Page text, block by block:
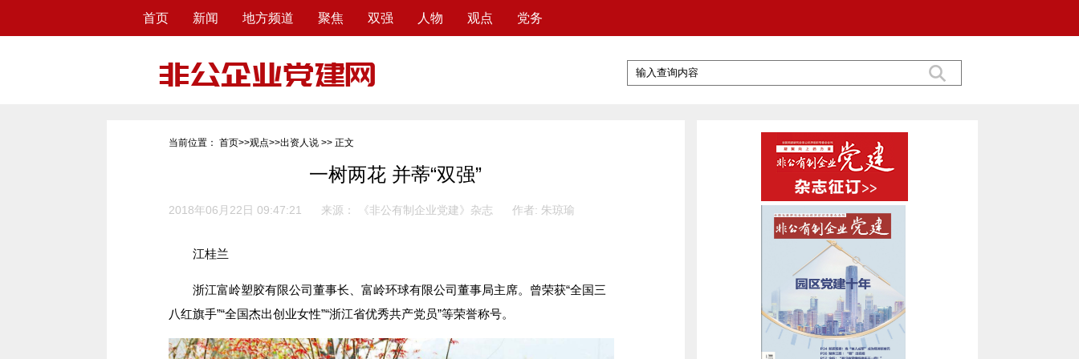
首页 新闻 地方频道 聚焦 双强 人物 观点 党务
当前位置： 首页>>观点>>出资人说 >> 正文
一树两花 并蒂“双强”
2018年06月22日 09:47:21 来源： 《非公有制企业党建》杂志 作者: 朱琼瑜
江桂兰
浙江富岭塑胶有限公司董事长、富岭环球有限公司董事局主席。曾荣获“全国三
八红旗手”“全国杰出创业女性”“浙江省优秀共产党员”等荣誉称号。